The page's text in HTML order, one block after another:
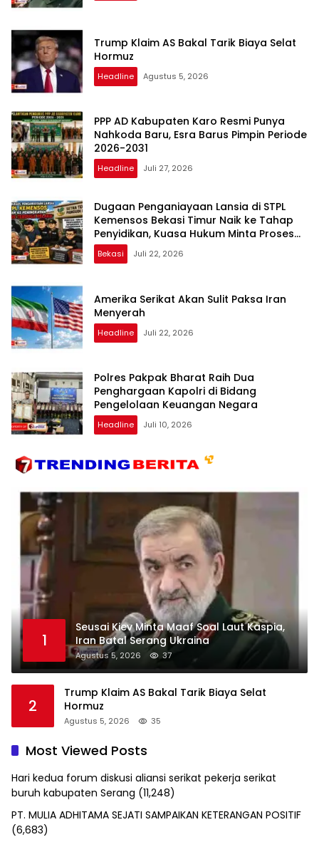
Trump Klaim AS Bakal Tarik Biaya Selat
Hormuz
Headline Agustus 5, 2026
PPP AD Kabupaten Karo Resmi Punya
Nahkoda Baru, Esra Barus Pimpin Periode
2026-2031
Headline Juli 27, 2026
Dugaan Penganiayaan Lansia di STPL
Kemensos Bekasi Timur Naik ke Tahap
Penyidikan, Kuasa Hukum Minta Proses
Transparan dan Bebas Intervensi
Bekasi Juli 22, 2026
Amerika Serikat Akan Sulit Paksa Iran
Menyerah
Headline Juli 22, 2026
Polres Pakpak Bharat Raih Dua
Penghargaan Kapolri di Bidang
Pengelolaan Keuangan Negara
Headline Juli 10, 2026
1
Seusai Kiev Minta Maaf Soal Laut Kaspia,
Iran Batal Serang Ukraina
Agustus 5, 2026 37
2
Trump Klaim AS Bakal Tarik Biaya Selat
Hormuz
Agustus 5, 2026 35
Most Viewed Posts
Hari kedua forum diskusi aliansi serikat pekerja serikat
buruh kabupaten Serang (11,248)
PT. MULIA ADHITAMA SEJATI SAMPAIKAN KETERANGAN POSITIF
(6,683)